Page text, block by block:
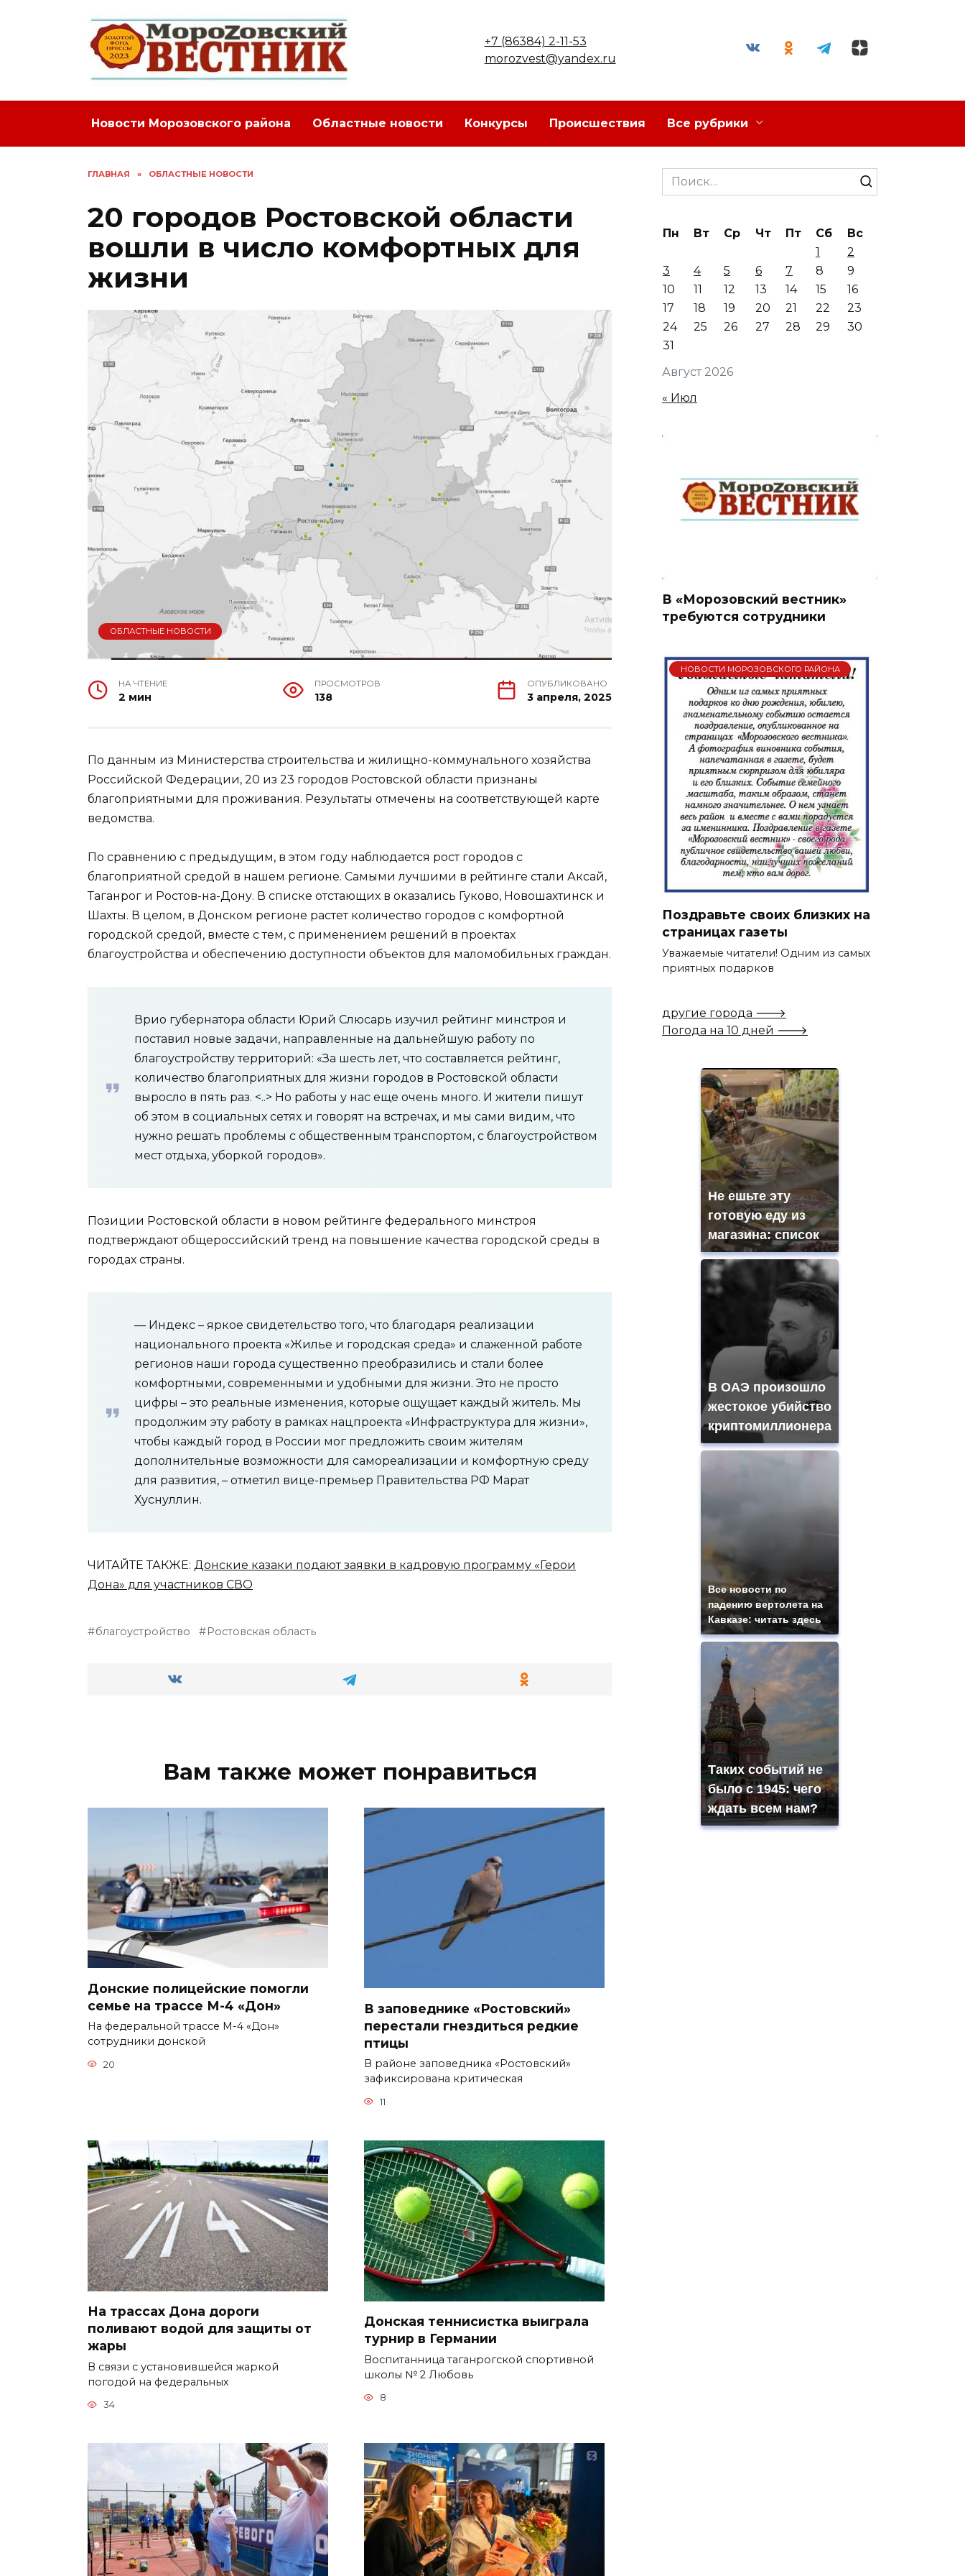
+7 (86384) 2-11-53
morozvest@yandex.ru
Новости Морозовского района Областные новости Конкурсы Происшествия Все рубрики
ГЛАВНАЯ » ОБЛАСТНЫЕ НОВОСТИ
20 городов Ростовской области
вошли в число комфортных для
жизни
ОБЛАСТНЫЕ НОВОСТИ
НА ЧТЕНИЕ
2 мин
ПРОСМОТРОВ
138
ОПУБЛИКОВАНО
3 апреля, 2025
По данным из Министерства строительства и жилищно-коммунального хозяйства
Российской Федерации, 20 из 23 городов Ростовской области признаны
благоприятными для проживания. Результаты отмечены на соответствующей карте
ведомства.
По сравнению с предыдущим, в этом году наблюдается рост городов с
благоприятной средой в нашем регионе. Самыми лучшими в рейтинге стали Аксай,
Таганрог и Ростов-на-Дону. В списке отстающих в оказались Гуково, Новошахтинск и
Шахты. В целом, в Донском регионе растет количество городов с комфортной
городской средой, вместе с тем, с применением решений в проектах
благоустройства и обеспечению доступности объектов для маломобильных граждан.
Врио губернатора области Юрий Слюсарь изучил рейтинг минстроя и
поставил новые задачи, направленные на дальнейшую работу по
благоустройству территорий: «За шесть лет, что составляется рейтинг,
количество благоприятных для жизни городов в Ростовской области
выросло в пять раз. <..> Но работы у нас еще очень много. И жители пишут
об этом в социальных сетях и говорят на встречах, и мы сами видим, что
нужно решать проблемы с общественным транспортом, с благоустройством
мест отдыха, уборкой городов».
Позиции Ростовской области в новом рейтинге федерального минстроя
подтверждают общероссийский тренд на повышение качества городской среды в
городах страны.
— Индекс – яркое свидетельство того, что благодаря реализации
национального проекта «Жилье и городская среда» и слаженной работе
регионов наши города существенно преобразились и стали более
комфортными, современными и удобными для жизни. Это не просто
цифры – это реальные изменения, которые ощущает каждый житель. Мы
продолжим эту работу в рамках нацпроекта «Инфраструктура для жизни»,
чтобы каждый город в России мог предложить своим жителям
дополнительные возможности для самореализации и комфортную среду
для развития, – отметил вице-премьер Правительства РФ Марат
Хуснуллин.
ЧИТАЙТЕ ТАКЖЕ: Донские казаки подают заявки в кадровую программу «Герои
Дона» для участников СВО
благоустройство Ростовская область
Вам также может понравиться
Донские полицейские помогли
семье на трассе М-4 «Дон»
На федеральной трассе М-4 «Дон»
сотрудники донской
20
В заповеднике «Ростовский»
перестали гнездиться редкие
птицы
В районе заповедника «Ростовский»
зафиксирована критическая
11
На трассах Дона дороги
поливают водой для защиты от
жары
В связи с установившейся жаркой
погодой на федеральных
34
Донская теннисистка выиграла
турнир в Германии
Воспитанница таганрогской спортивной
школы № 2 Любовь
8
Search
for:
Август 2026
Пн Вт Ср Чт Пт Сб
Вс
1
2
3
4 5 6 7 8
9
10
11 12 13 14 15
16
17
18 19 20 21 22
23
24
25 26 27 28 29
30
31
« Июл
В «Морозовский вестник»
требуются сотрудники
НОВОСТИ МОРОЗОВСКОГО РАЙОНА
Поздравьте своих близких на
страницах газеты
Уважаемые читатели! Одним из самых
приятных подарков
другие города 🡒
Погода на 10 дней 🡒
Не ешьте эту
готовую еду из
магазина: список
В ОАЭ произошло
жестокое убийство
криптомиллионера
Все новости по
падению вертолета на
Кавказе: читать здесь
Таких событий не
было с 1945: чего
ждать всем нам?